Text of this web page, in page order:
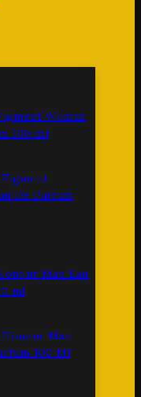
Figment
De Parfum
Man
100 Ml